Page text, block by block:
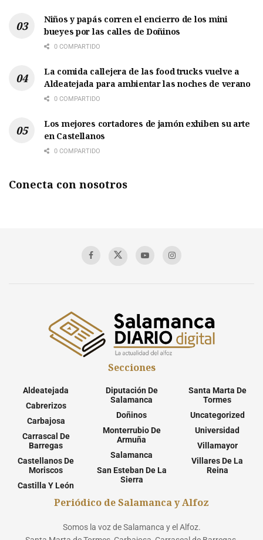
Niños y papás corren el encierro de los mini
bueyes por las calles de Doñinos
0 COMPARTIDO
La comida callejera de las food trucks vuelve a
Aldeatejada para ambientar las noches de verano
0 COMPARTIDO
Los mejores cortadores de jamón exhiben su arte
en Castellanos
0 COMPARTIDO
Conecta con nosotros
Secciones
Aldeatejada
Cabrerizos
Carbajosa
Carrascal De
Barregas
Castellanos De
Moriscos
Castilla Y León
Diputación De
Salamanca
Doñinos
Monterrubio De
Armuña
Salamanca
San Esteban De La
Sierra
Santa Marta De
Tormes
Uncategorized
Universidad
Villamayor
Villares De La
Reina
Periódico de Salamanca y Alfoz
Somos la voz de Salamanca y el Alfoz.